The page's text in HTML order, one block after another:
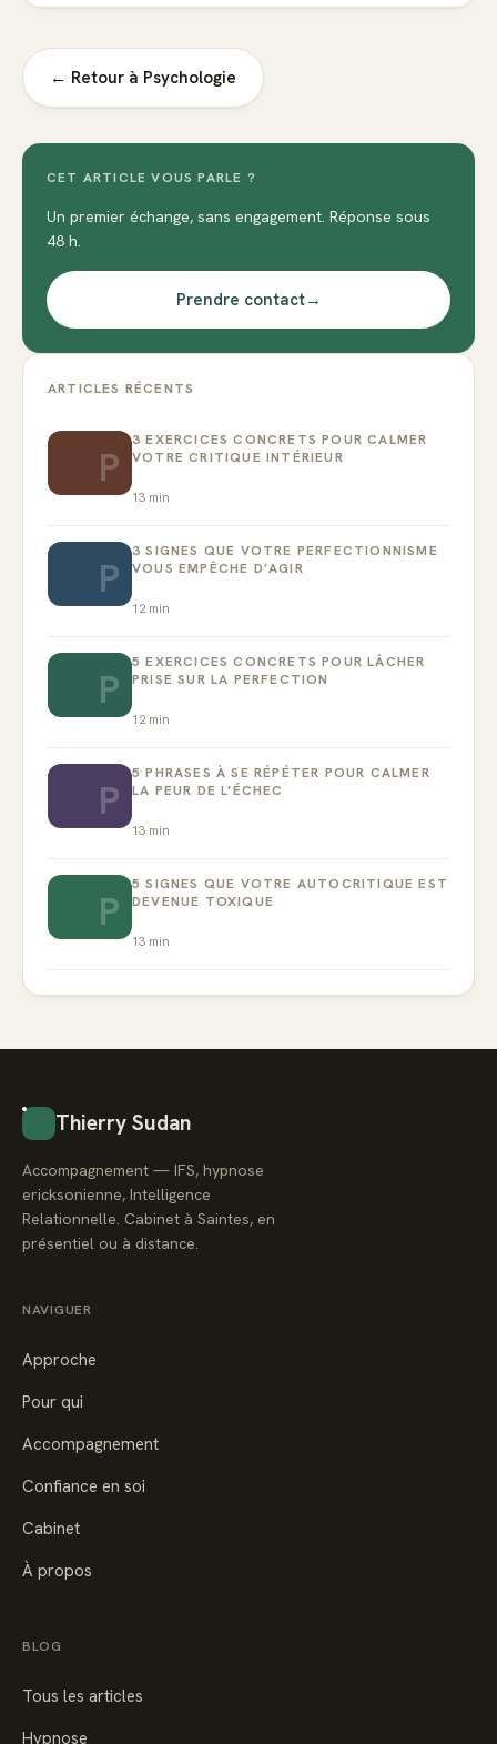
← Retour à Psychologie
CET ARTICLE VOUS PARLE ?
Un premier échange, sans engagement. Réponse sous
48 h.
Prendre contact→
ARTICLES RÉCENTS
P
3 EXERCICES CONCRETS POUR CALMER
VOTRE CRITIQUE INTÉRIEUR
13 min
P
3 SIGNES QUE VOTRE PERFECTIONNISME
VOUS EMPÊCHE D’AGIR
12min
P
5 EXERCICES CONCRETS POUR LÂCHER
PRISE SUR LA PERFECTION
12min
P
5 PHRASES À SE RÉPÉTER POUR CALMER
LA PEUR DE L’ÉCHEC
13 min
P
5 SIGNES QUE VOTRE AUTOCRITIQUE EST
DEVENUE TOXIQUE
13 min
Thierry Sudan
Accompagnement — IFS, hypnose
ericksonienne, Intelligence
Relationnelle. Cabinet à Saintes, en
présentiel ou à distance.
NAVIGUER
Approche
Pour qui
Accompagnement
Confiance en soi
Cabinet
À propos
BLOG
Tous les articles
Hypnose